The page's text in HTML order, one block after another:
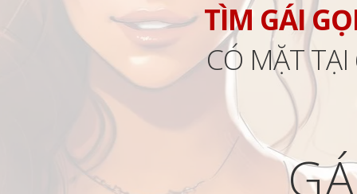
TÌM GÁI
CÓ MẶT